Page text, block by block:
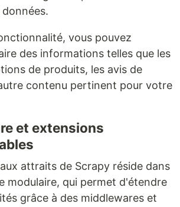
vous pouvez
des informations telles que les
de produits, les avis de
contenu pertinent pour votre
et extensions
attraits de Scrapy réside dans
modulaire, qui permet d'étendre
grâce à des middlewares et